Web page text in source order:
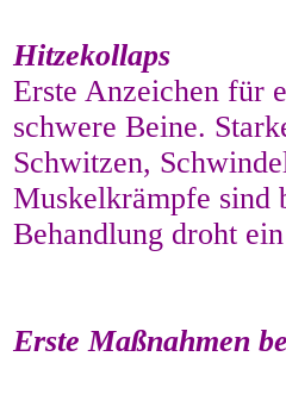
Hitzekollaps
Erste Anzeichen für
schwere Beine.
Schwitzen,
Muskelkrämpfe sind
Behandlung droht
Erste Maßnahmen